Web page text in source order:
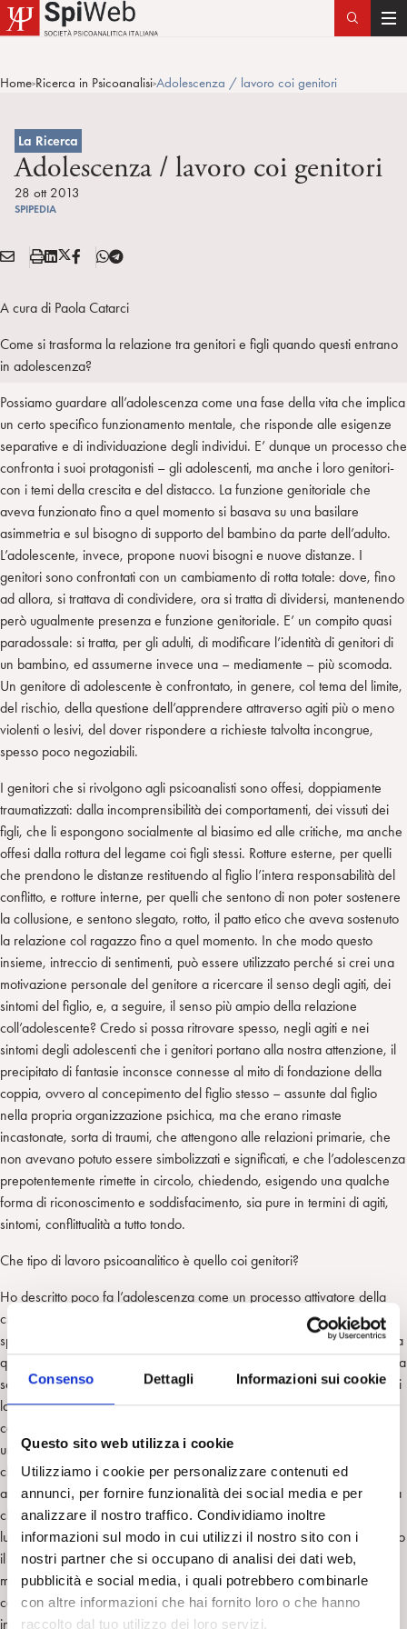
Consenso Dettagli Informazioni sui cookie
Questo sito web utilizza i cookie
Utilizziamo i cookie per personalizzare contenuti ed
annunci, per fornire funzionalità dei social media e per
analizzare il nostro traffico. Condividiamo inoltre
informazioni sul modo in cui utilizzi il nostro sito con i
nostri partner che si occupano di analisi dei dati web,
pubblicità e social media, i quali potrebbero combinarle
con altre informazioni che hai fornito loro o che hanno
raccolto dal tuo utilizzo dei loro servizi.
T
n
Home>Ricerca in Psicoanalisi>Adolescenza / lavoro coi genitori
La Ricerca
Adolescenza / lavoro coi genitori
28 ott 2013
SPIPEDIA
Condividi:
E
A
L
S
p
a
L
n
e
d
n
X
T
i
t
e
r
F
T
g
m
A cura di Paola Catarci
Come si trasforma la relazione tra genitori e figli quando questi entrano
in adolescenza?
Possiamo guardare all’adolescenza come una fase della vita che implica
un certo specifico funzionamento mentale, che risponde alle esigenze
separative e di individuazione degli individui. E’ dunque un processo che
confronta i suoi protagonisti – gli adolescenti, ma anche i loro genitori-
con i temi della crescita e del distacco. La funzione genitoriale che
aveva funzionato fino a quel momento si basava su una basilare
asimmetria e sul bisogno di supporto del bambino da parte dell’adulto.
L’adolescente, invece, propone nuovi bisogni e nuove distanze. I
genitori sono confrontati con un cambiamento di rotta totale: dove, fino
ad allora, si trattava di condividere, ora si tratta di dividersi, mantenendo
però ugualmente presenza e funzione genitoriale. E’ un compito quasi
paradossale: si tratta, per gli adulti, di modificare l’identità di genitori di
un bambino, ed assumerne invece una – mediamente – più scomoda.
Un genitore di adolescente è confrontato, in genere, col tema del limite,
del rischio, della questione dell’apprendere attraverso agiti più o meno
violenti o lesivi, del dover rispondere a richieste talvolta incongrue,
spesso poco negoziabili.
I genitori che si rivolgono agli psicoanalisti sono offesi, doppiamente
traumatizzati: dalla incomprensibilità dei comportamenti, dei vissuti dei
figli, che li espongono socialmente al biasimo ed alle critiche, ma anche
offesi dalla rottura del legame coi figli stessi. Rotture esterne, per quelli
che prendono le distanze restituendo al figlio l’intera responsabilità del
conflitto, e rotture interne, per quelli che sentono di non poter sostenere
la collusione, e sentono slegato, rotto, il patto etico che aveva sostenuto
la relazione col ragazzo fino a quel momento. In che modo questo
insieme, intreccio di sentimenti, può essere utilizzato perché si crei una
motivazione personale del genitore a ricercare il senso degli agiti, dei
sintomi del figlio, e, a seguire, il senso più ampio della relazione
coll’adolescente? Credo si possa ritrovare spesso, negli agiti e nei
sintomi degli adolescenti che i genitori portano alla nostra attenzione, il
precipitato di fantasie inconsce connesse al mito di fondazione della
coppia, ovvero al concepimento del figlio stesso – assunte dal figlio
nella propria organizzazione psichica, ma che erano rimaste
incastonate, sorta di traumi, che attengono alle relazioni primarie, che
non avevano potuto essere simbolizzati e significati, e che l’adolescenza
prepotentemente rimette in circolo, chiedendo, esigendo una qualche
forma di riconoscimento e soddisfacimento, sia pure in termini di agiti,
sintomi, conflittualità a tutto tondo.
Che tipo di lavoro psicoanalitico è quello coi genitori?
Ho descritto poco fa l’adolescenza come un processo attivatore della
crescita. Credo che il compito-complesso ma non impossibile – che
spetta a noi, psicoanalisti che lavorano coi genitori degli adolescenti, sia
quello di poter trasformare richieste di aiuto, di sostegno, di guida, in una
scoperta di risorse personali per la propria crescita. Nel momento in cui
la terapia coi genitori si configura nei suoi aspetti transferali, ovvero
come spazio di trasferimento delle fantasie inconsce, ciò che si avvia è
un processo di elaborazione interno alla coppia così come un processo
che può generare nuovi spazi di libertà per l’adolescente. Con la crisi
adolescenziale del loro figlio, i genitori si trovano confrontati a qualcosa
che attiene alla loro stessa crescita. Si tratta di elaborare il loro proprio
lutto per quella fase della vita – l’adolescenza – della quale è ora il figlio
il protagonista. Ciò che conta allora, ciò a cui l’intervento dovrebbe
mirare, è l’attivarsi, grazie al lavoro psicoanalitico coi genitori, di una
catena di eventi la cui natura è intersoggettiva ed allo stesso tempo
intrapsichica.